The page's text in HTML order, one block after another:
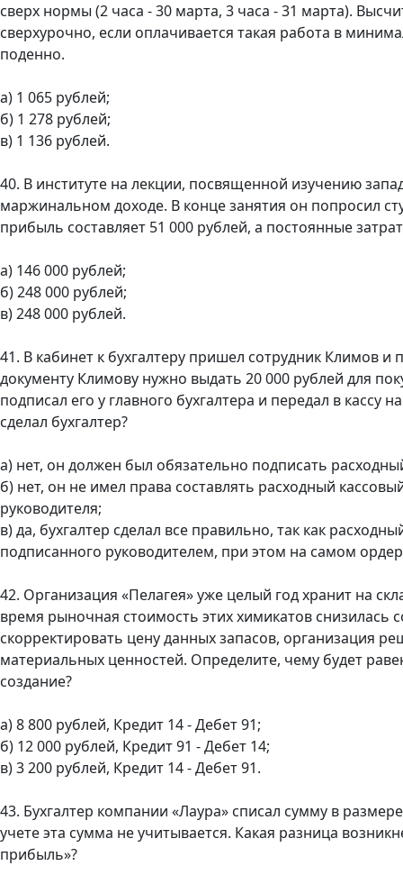
сверх нормы (2 часа - 30 марта, 3 часа - 31 марта).
сверхурочно, если оплачивается такая работа в
поденно.
а) 1 065 рублей;
б) 1 278 рублей;
в) 1 136 рублей.
40. В институте на лекции, посвященной изучению
маржинальном доходе. В конце занятия он попросил
прибыль составляет 51 000 рублей, а постоянные
а) 146 000 рублей;
б) 248 000 рублей;
в) 248 000 рублей.
41. В кабинет к бухгалтеру пришел сотрудник Климов
документу Климову нужно выдать 20 000 рублей для
подписал его у главного бухгалтера и передал в
сделал бухгалтер?
а) нет, он должен был обязательно подписать
б) нет, он не имел права составлять расходный
руководителя;
в) да, бухгалтер сделал все правильно, так как
подписанного руководителем, при этом на самом
42. Организация «Пелагея» уже целый год хранит на
время рыночная стоимость этих химикатов снизилась
скорректировать цену данных запасов, организация
материальных ценностей. Определите, чему будет
создание?
а) 8 800 рублей, Кредит 14 - Дебет 91;
б) 12 000 рублей, Кредит 91 - Дебет 14;
в) 3 200 рублей, Кредит 14 - Дебет 91.
43. Бухгалтер компании «Лаура» списал сумму в
учете эта сумма не учитывается. Какая разница
прибыль»?